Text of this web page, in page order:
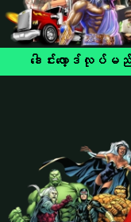
ဒေါင်းလော့ဒ်လုပ်မ